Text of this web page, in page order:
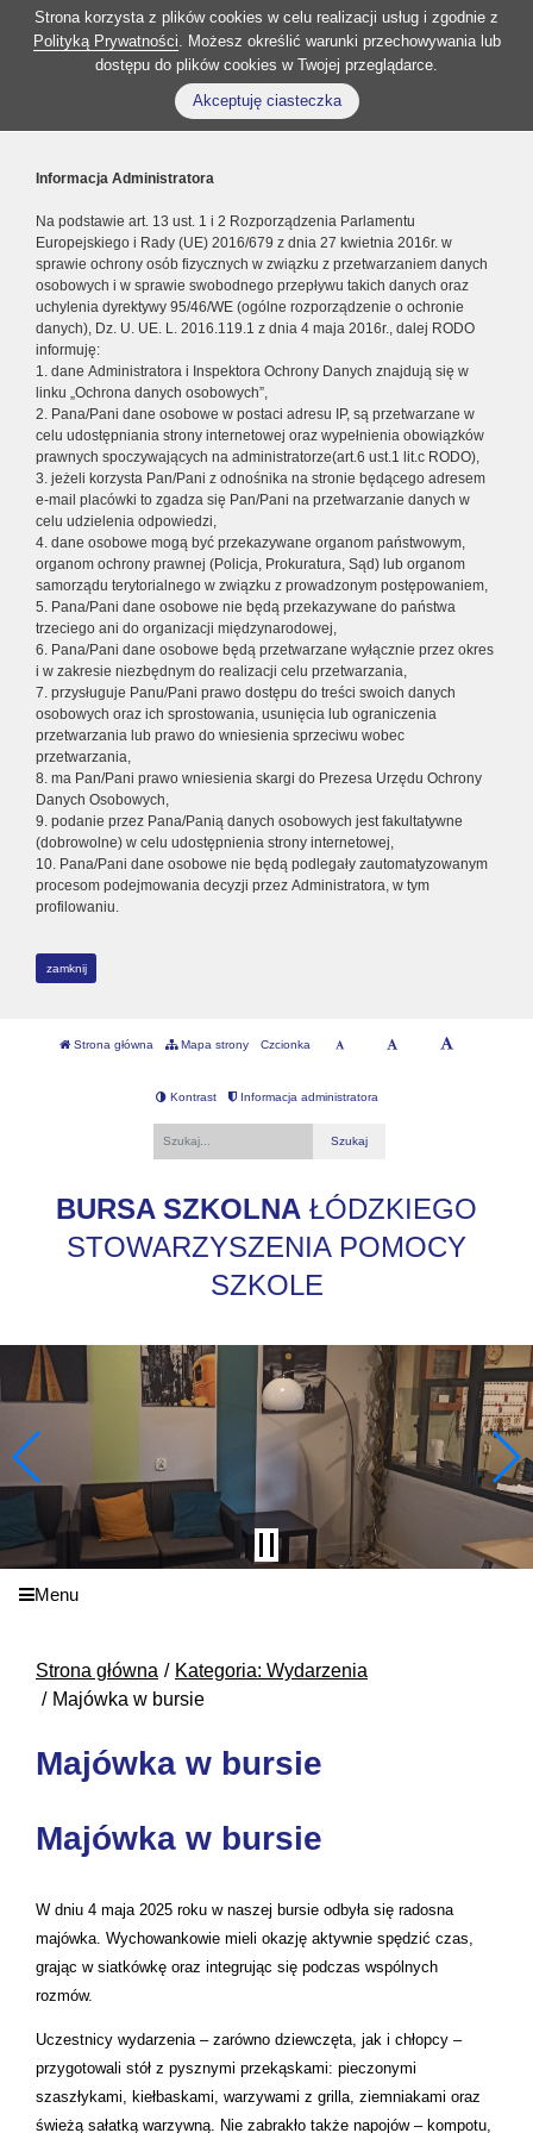
Strona korzysta z plików cookies w celu realizacji usług i zgodnie z
Polityką Prywatności. Możesz określić warunki przechowywania lub
dostępu do plików cookies w Twojej przeglądarce.
Akceptuję ciasteczka
Informacja Administratora
Na podstawie art. 13 ust. 1 i 2 Rozporządzenia Parlamentu
Europejskiego i Rady (UE) 2016/679 z dnia 27 kwietnia 2016r. w
sprawie ochrony osób fizycznych w związku z przetwarzaniem danych
osobowych i w sprawie swobodnego przepływu takich danych oraz
uchylenia dyrektywy 95/46/WE (ogólne rozporządzenie o ochronie
danych), Dz. U. UE. L. 2016.119.1 z dnia 4 maja 2016r., dalej RODO
informuję:
1. dane Administratora i Inspektora Ochrony Danych znajdują się w
linku „Ochrona danych osobowych”,
2. Pana/Pani dane osobowe w postaci adresu IP, są przetwarzane w
celu udostępniania strony internetowej oraz wypełnienia obowiązków
prawnych spoczywających na administratorze(art.6 ust.1 lit.c RODO),
3. jeżeli korzysta Pan/Pani z odnośnika na stronie będącego adresem
e-mail placówki to zgadza się Pan/Pani na przetwarzanie danych w
celu udzielenia odpowiedzi,
4. dane osobowe mogą być przekazywane organom państwowym,
organom ochrony prawnej (Policja, Prokuratura, Sąd) lub organom
samorządu terytorialnego w związku z prowadzonym postępowaniem,
5. Pana/Pani dane osobowe nie będą przekazywane do państwa
trzeciego ani do organizacji międzynarodowej,
6. Pana/Pani dane osobowe będą przetwarzane wyłącznie przez okres
i w zakresie niezbędnym do realizacji celu przetwarzania,
7. przysługuje Panu/Pani prawo dostępu do treści swoich danych
osobowych oraz ich sprostowania, usunięcia lub ograniczenia
przetwarzania lub prawo do wniesienia sprzeciwu wobec
przetwarzania,
8. ma Pan/Pani prawo wniesienia skargi do Prezesa Urzędu Ochrony
Danych Osobowych,
9. podanie przez Pana/Panią danych osobowych jest fakultatywne
(dobrowolne) w celu udostępnienia strony internetowej,
10. Pana/Pani dane osobowe nie będą podlegały zautomatyzowanym
procesom podejmowania decyzji przez Administratora, w tym
profilowaniu.
zamknij
Strona główna Mapa strony Czcionka
Kontrast Informacja administratora
BURSA SZKOLNA ŁÓDZKIEGO
STOWARZYSZENIA POMOCY
SZKOLE
Menu
Strona główna
Kategoria: Wydarzenia
Majówka w bursie
Majówka w bursie
Majówka w bursie
W dniu 4 maja 2025 roku w naszej bursie odbyła się radosna
majówka. Wychowankowie mieli okazję aktywnie spędzić czas,
grając w siatkówkę oraz integrując się podczas wspólnych
rozmów.
Uczestnicy wydarzenia – zarówno dziewczęta, jak i chłopcy –
przygotowali stół z pysznymi przekąskami: pieczonymi
szaszłykami, kiełbaskami, warzywami z grilla, ziemniakami oraz
świeżą sałatką warzywną. Nie zabrakło także napojów – kompotu,